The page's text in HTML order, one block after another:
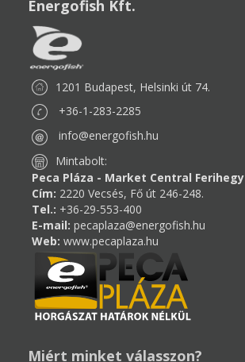
Energofish Kft.
1201 Budapest, Helsinki út 74.
+36-1-283-2285
info@energofish.hu
Mintabolt:
Peca Pláza - Market Central Ferihegy
Cím: 2220 Vecsés, Fő út 246-248.
Tel.: +36-29-553-400
E-mail: pecaplaza@energofish.hu
Web: www.pecaplaza.hu
Miért minket válasszon?